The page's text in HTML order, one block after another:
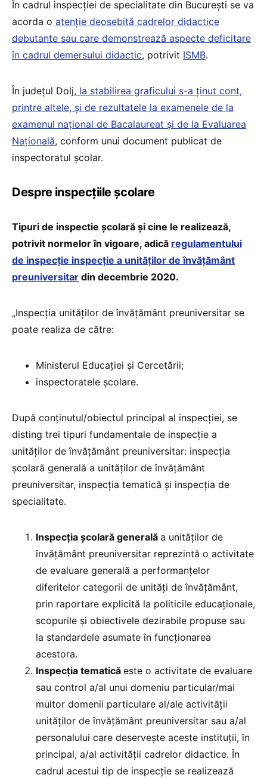
În cadrul inspecției de specialitate din București se va
acorda o atenție deosebită cadrelor didactice
debutante sau care demonstrează aspecte deficitare
în cadrul demersului didactic, potrivit ISMB.
În județul Dolj, la stabilirea graficului s-a ținut cont,
printre altele, și de rezultatele la examenele de la
examenul național de Bacalaureat și de la Evaluarea
Națională, conform unui document publicat de
inspectoratul școlar.
Despre inspecțiile școlare
Tipuri de inspectie școlară și cine le realizează,
potrivit normelor în vigoare, adică regulamentului
de inspecție inspecție a unităților de învățământ
preuniversitar din decembrie 2020.
„Inspecția unităților de învățământ preuniversitar se
poate realiza de către:
Ministerul Educației și Cercetării;
inspectoratele școlare.
După conținutul/obiectul principal al inspecției, se
disting trei tipuri fundamentale de inspecție a
unităților de învățământ preuniversitar: inspecția
școlară generală a unităților de învățământ
preuniversitar, inspecția tematică și inspecția de
specialitate.
Inspecția școlară generală a unităților de
învățământ preuniversitar reprezintă o activitate
de evaluare generală a performanțelor
diferitelor categorii de unități de învățământ,
prin raportare explicită la politicile educaționale,
scopurile și obiectivele dezirabile propuse sau
la standardele asumate în funcționarea
acestora.
Inspecția tematică este o activitate de evaluare
sau control a/al unui domeniu particular/mai
multor domenii particulare al/ale activității
unităților de învățământ preuniversitar sau a/al
personalului care deservește aceste instituții, în
principal, a/al activității cadrelor didactice. În
cadrul acestui tip de inspecție se realizează